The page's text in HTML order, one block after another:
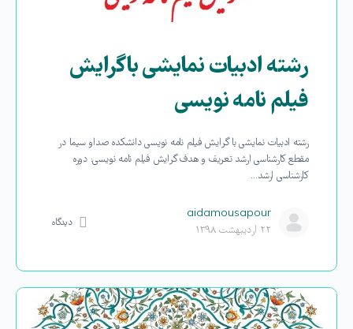
رشته ادبیات نمایشی با گرایش
فیلم نامه نویسی
رشته ادبیات نمایشی با گرایش فیلم نامه نویسی دانشکده صداو سیما در
مقطع کارشناسی ارشد تعریف و هدف گرایش فیلم نامه نویسی: دوره
کارشناسی ارشد…
aidamousapour
۲۲ اردیبهشت ۱۳۹۸
دیدگاه